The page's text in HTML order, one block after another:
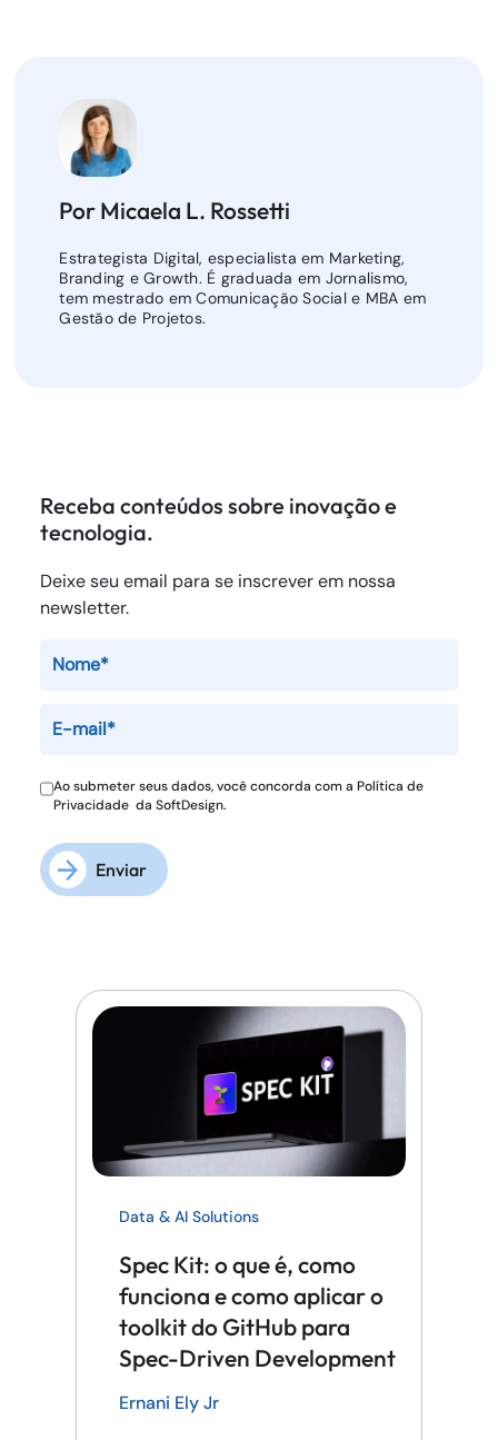
Por Micaela L. Rossetti
Estrategista Digital, especialista em Marketing,
Branding e Growth. É graduada em Jornalismo,
tem mestrado em Comunicação Social e MBA em
Gestão de Projetos.
Receba conteúdos sobre inovação e
tecnologia.
Deixe seu email para se inscrever em nossa
newsletter.
Ao submeter seus dados, você concorda com a Política de
Privacidade da SoftDesign.
Enviar
Data & AI Solutions
Spec Kit: o que é, como
funciona e como aplicar o
toolkit do GitHub para
Spec-Driven Development
Ernani Ely Jr